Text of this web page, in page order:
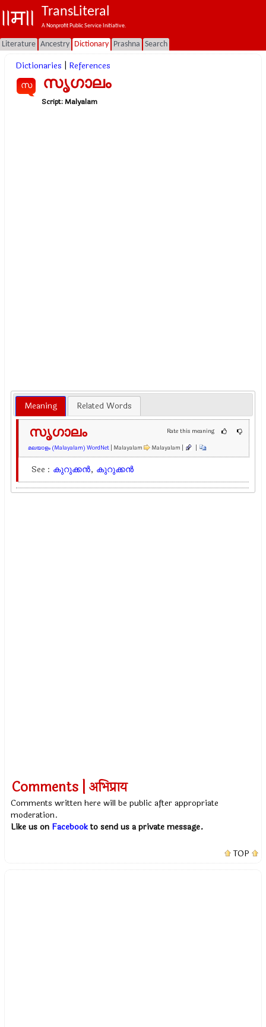
TransLiteral
A Nonprofit Public Service Initiative.
Literature Ancestry Dictionary Prashna Search
Dictionaries References
സ സൃഗാലം
Script:Malyalam
Meaning Related Words
Rate this meaning
സൃഗാലം
മലയാളം (Malayalam) WordNet | Malayalam Malayalam | |
See : കുറുക്കന്‍, കുറുക്കന്‍
Comments | अभिप्राय
Comments written here will be public after appropriate
moderation.
Like us on Facebookto send us a private message.
TOP